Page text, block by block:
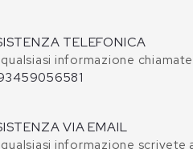
TELEFONICA
informazione
VIA EMAIL
informazione scrivete